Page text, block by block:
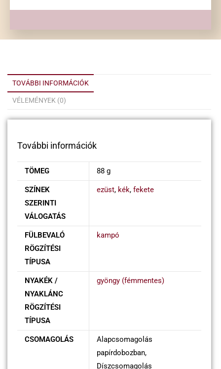
TOVÁBBI INFORMÁCIÓK
VÉLEMÉNYEK (0)
További információk
TÖMEG 88 g
SZÍNEK
SZERINTI
VÁLOGATÁS
ezüst, kék, fekete
FÜLBEVALÓ
RÖGZÍTÉSI
TÍPUSA
kampó
NYAKÉK /
NYAKLÁNC
RÖGZÍTÉSI
TÍPUSA
gyöngy (fémmentes)
CSOMAGOLÁS
Alapcsomagolás
papírdobozban,
Díszcsomagolás